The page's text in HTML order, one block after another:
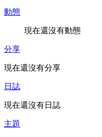
動態
現在還沒有動態
分享
現在還沒有分享
日誌
現在還沒有日誌
主題